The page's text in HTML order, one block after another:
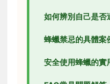
如何辨別自己是否
蜂蠟禁忌的具體案
安全使用蜂蠟的實